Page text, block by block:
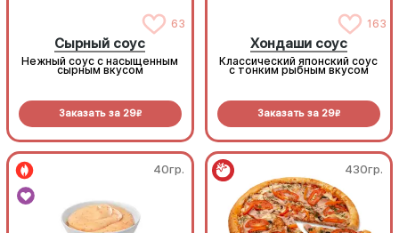
63
Сырный соус
Нежный соус с насыщенным
сырным вкусом
Заказать за 29R
163
Хондаши соус
Классический японский соус
с тонким рыбным вкусом
Заказать за 29R
40гр. 430гр.